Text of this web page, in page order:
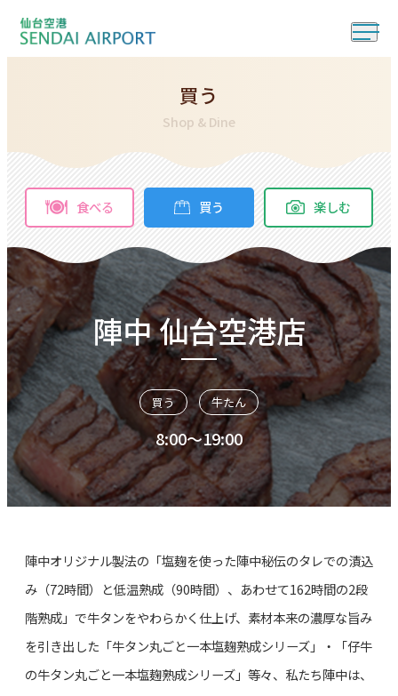
買う
Shop & Dine
食べる 買う 楽しむ
陣中 仙台空港店
買う 牛たん
8:00～19:00
陣中オリジナル製法の「塩麹を使った陣中秘伝のタレでの漬込
み（72時間）と低温熟成（90時間）、あわせて162時間の2段
階熟成」で牛タンをやわらかく仕上げ、素材本来の濃厚な旨み
を引き出した「牛タン丸ごと一本塩麹熟成シリーズ」・「仔牛
の牛タン丸ごと一本塩麹熟成シリーズ」等々、私たち陣中は、